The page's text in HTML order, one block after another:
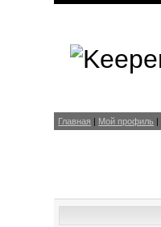
Главная | Мой профиль |